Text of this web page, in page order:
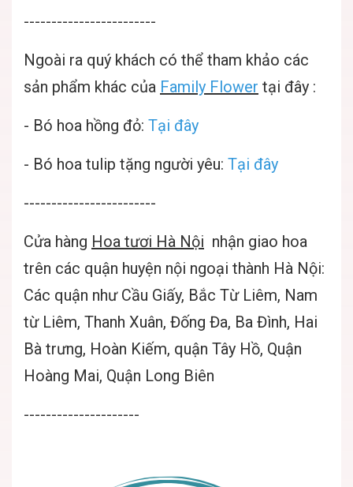
------------------------
Ngoài ra quý khách có thể tham khảo các
sản phẩm khác của Family Flower tại đây :
- Bó hoa hồng đỏ: Tại đây
- Bó hoa tulip tặng người yêu: Tại đây
------------------------
Cửa hàng Hoa tươi Hà Nội nhận giao hoa
trên các quận huyện nội ngoại thành Hà Nội:
Các quận như Cầu Giấy, Bắc Từ Liêm, Nam
từ Liêm, Thanh Xuân, Đống Đa, Ba Đình, Hai
Bà trưng, Hoàn Kiếm, quận Tây Hồ, Quận
Hoàng Mai, Quận Long Biên
---------------------